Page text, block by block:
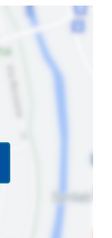
Premi Invio per